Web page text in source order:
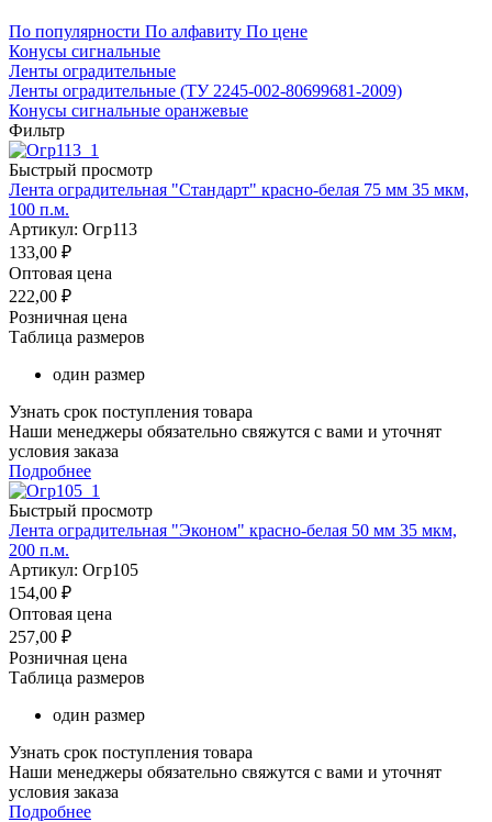
По популярности По алфавиту По цене
Конусы сигнальные
Ленты оградительные
Ленты оградительные (ТУ 2245-002-80699681-2009)
Конусы сигнальные оранжевые
Фильтр
Быстрый просмотр
Лента оградительная "Стандарт" красно-белая 75 мм 35 мкм,
100 п.м.
Артикул: Огр113
133,00 ₽
Оптовая цена
222,00 ₽
Розничная цена
Таблица размеров
один размер
Узнать срок поступления товара
Наши менеджеры обязательно свяжутся с вами и уточнят
условия заказа
Подробнее
Быстрый просмотр
Лента оградительная "Эконом" красно-белая 50 мм 35 мкм,
200 п.м.
Артикул: Огр105
154,00 ₽
Оптовая цена
257,00 ₽
Розничная цена
Таблица размеров
один размер
Узнать срок поступления товара
Наши менеджеры обязательно свяжутся с вами и уточнят
условия заказа
Подробнее